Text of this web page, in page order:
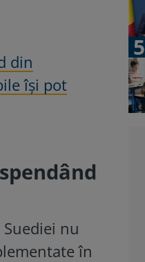
din
îşi pot
nu
în
5